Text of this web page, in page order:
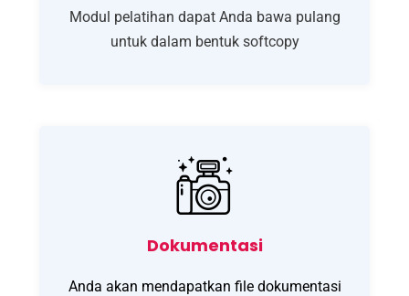
Modul pelatihan dapat Anda bawa pulang
untuk dalam bentuk softcopy
Dokumentasi
Anda akan mendapatkan file dokumentasi